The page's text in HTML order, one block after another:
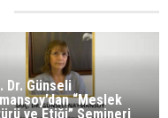
Dr. Günseli
“Meslek
ve Etiği” Semineri